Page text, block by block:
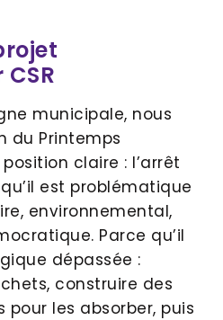
municipale, nous
du Printemps
claire : l’arrêt
est problématique
environnemental,
Parce qu’il
dépassée :
construire des
les absorber, puis